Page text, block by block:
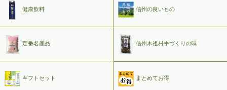
健康飲料 信州の良いもの
定番名産品 信州木祖村手づくりの味
ギフトセット まとめてお得